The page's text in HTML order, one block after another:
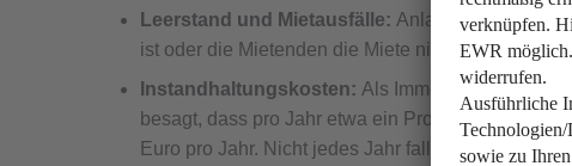
Leerstand und Mietausfälle: Anlageimmobilien
ist oder die Mietenden die Miete nicht bezahlen.
Instandhaltungskosten: Als Immobilienbesitzer
besagt, dass pro Jahr etwa ein Prozent des
Euro pro Jahr. Nicht jedes Jahr fallen